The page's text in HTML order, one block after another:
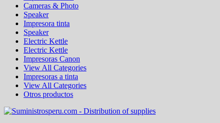
Cameras & Photo
Speaker
Impresora tinta
Speaker
Electric Kettle
Electric Kettle
Impresoras Canon
View All Categories
Impresoras a tinta
View All Categories
Otros productos